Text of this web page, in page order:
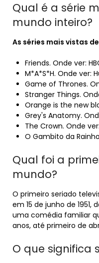
Qual é a série
mundo inteiro?
As séries mais vistas
Friends. Onde ver:
M*A*S*H. Onde ver:
Game of Thrones.
Stranger Things.
Orange is the new
Grey's Anatomy.
The Crown. Onde
O Gambito da
Qual foi a
mundo?
O primeiro seriado
em 15 de junho de
uma comédia familiar
anos, até primeiro de
O que significa